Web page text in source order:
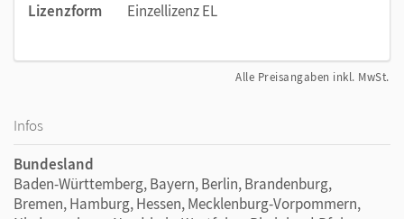
Lizenzform
Einzellizenz EL
Alle Preisangaben inkl. MwSt.
Infos
Bundesland
Baden-Württemberg, Bayern, Berlin, Brandenburg,
Bremen, Hamburg, Hessen, Mecklenburg-Vorpommern,